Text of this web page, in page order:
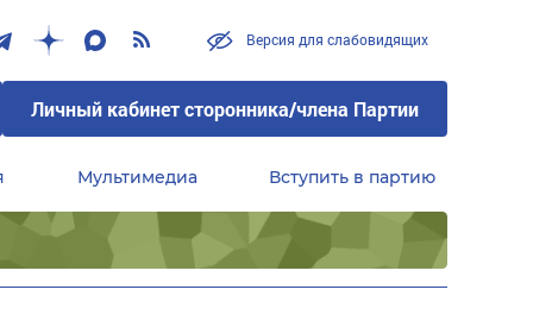
Версия для слабовидящих
Личный кабинет сторонника/члена Партии
Мультимедиа Вступить в партию